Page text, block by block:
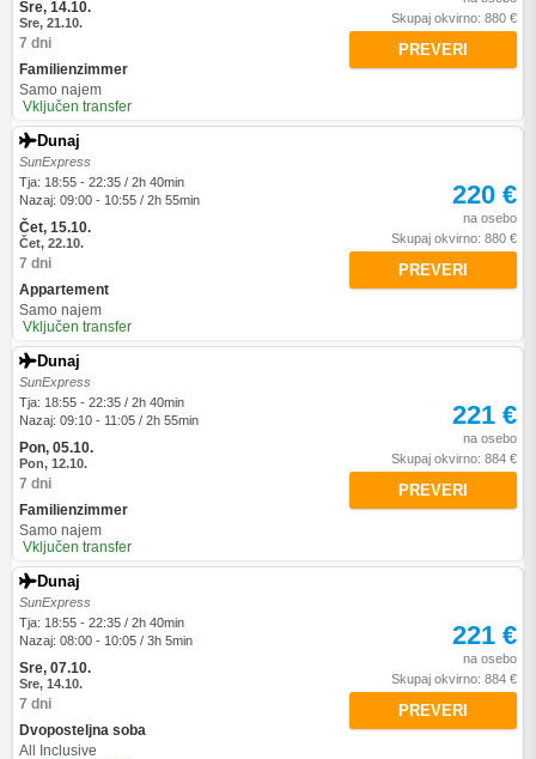
Sre, 14.10.
Sre, 21.10.
7 dni
Familienzimmer
Samo najem
Vključen transfer
Skupaj okvirno: 880 €
PREVERI
Dunaj
SunExpress
Tja: 18:55 - 22:35 / 2h 40min
Nazaj: 09:00 - 10:55 / 2h 55min
Čet, 15.10.
Čet, 22.10.
7 dni
Appartement
Samo najem
Vključen transfer
220 €
na osebo
Skupaj okvirno: 880 €
PREVERI
Dunaj
SunExpress
Tja: 18:55 - 22:35 / 2h 40min
Nazaj: 09:10 - 11:05 / 2h 55min
Pon, 05.10.
Pon, 12.10.
7 dni
Familienzimmer
Samo najem
Vključen transfer
221 €
na osebo
Skupaj okvirno: 884 €
PREVERI
Dunaj
SunExpress
Tja: 18:55 - 22:35 / 2h 40min
Nazaj: 08:00 - 10:05 / 3h 5min
Sre, 07.10.
Sre, 14.10.
7 dni
Dvoposteljna soba
All Inclusive
221 €
na osebo
Skupaj okvirno: 884 €
PREVERI